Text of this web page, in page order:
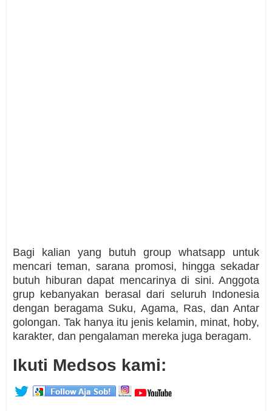
Bagi kalian yang butuh group whatsapp untuk
mencari teman, sarana promosi, hingga sekadar
butuh hiburan dapat mencarinya di sini. Anggota
grup kebanyakan berasal dari seluruh Indonesia
dengan beragama Suku, Agama, Ras, dan Antar
golongan. Tak hanya itu jenis kelamin, minat, hoby,
karakter, dan pengalaman mereka juga beragam.
Ikuti Medsos kami: